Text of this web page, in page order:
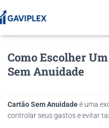
Como Escolher
Sem Anuidade
Cartão Sem Anuidadeé uma
controlar seus gastos e evitar